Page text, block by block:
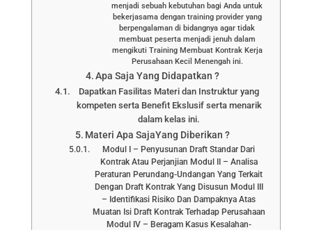
menjadi sebuah kebutuhan bagi Anda untuk
bekerjasama dengan training provider yang
berpengalaman di bidangnya agar tidak
membuat peserta menjadi jenuh dalam
mengikuti Training Membuat Kontrak Kerja
Perusahaan Kecil Menengah ini.
Apa Saja Yang Didapatkan ?
Dapatkan Fasilitas Materi dan Instruktur yang
kompeten serta Benefit Ekslusif serta menarik
dalam kelas ini.
Materi Apa SajaYang Diberikan ?
Modul I – Penyusunan Draft Standar Dari
Kontrak Atau Perjanjian Modul II – Analisa
Peraturan Perundang-Undangan Yang Terkait
Dengan Draft Kontrak Yang Disusun Modul III
– Identifikasi Risiko Dan Dampaknya Atas
Muatan Isi Draft Kontrak Terhadap Perusahaan
Modul IV – Beragam Kasus Kesalahan-